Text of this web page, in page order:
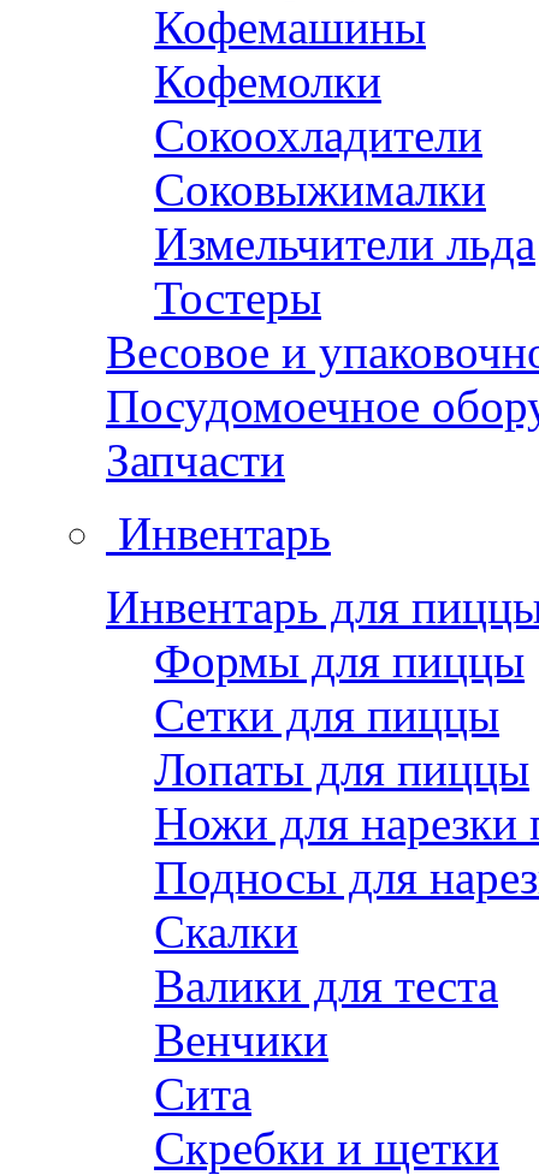
Кофемашины
Кофемолки
Сокоохладители
Соковыжималки
Измельчители льда
Тостеры
Весовое и
Посудомоечное
Запчасти
Инвентарь
Инвентарь для
Формы для пиццы
Сетки для пиццы
Лопаты для пиццы
Ножи для нарезки
Подносы для
Скалки
Валики для теста
Венчики
Сита
Скребки и щетки